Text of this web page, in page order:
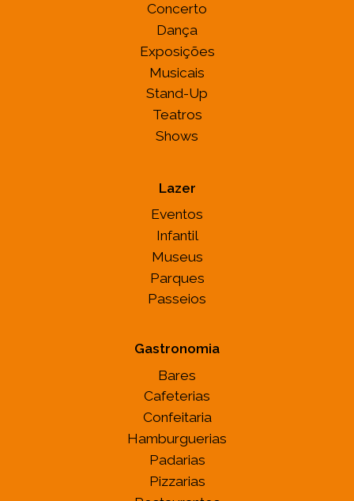
Concerto
Dança
Exposições
Musicais
Stand-Up
Teatros
Shows
Lazer
Eventos
Infantil
Museus
Parques
Passeios
Gastronomia
Bares
Cafeterias
Confeitaria
Hamburguerias
Padarias
Pizzarias